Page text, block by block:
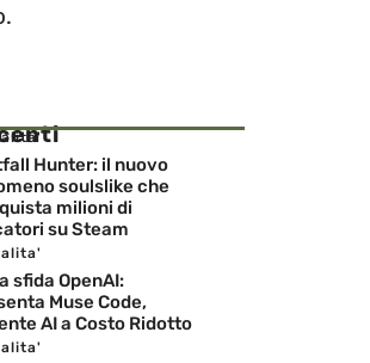
Hunter: il nuovo
soulslike che
milioni di
su Steam
sfida OpenAI:
Muse Code,
AI a Costo Ridotto